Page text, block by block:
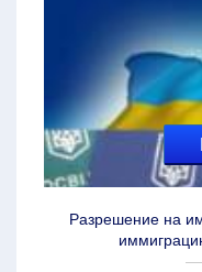
Разрешение на